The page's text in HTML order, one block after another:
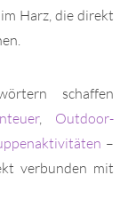
Harz, die direkt
schaffen
, Outdoor-
–
verbunden mit